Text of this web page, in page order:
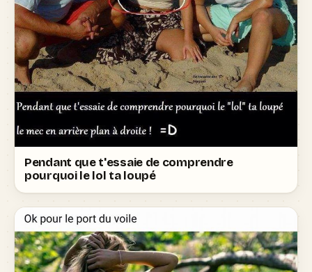
Pendant que t'essaie de comprendre
pourquoi le lol ta loupé